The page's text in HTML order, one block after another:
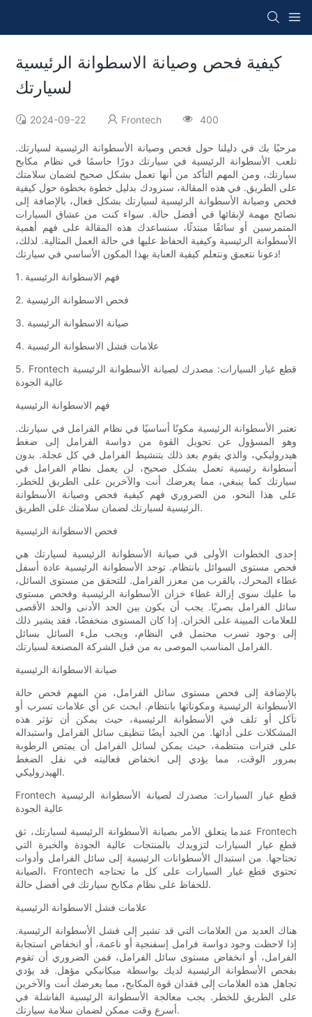
كيفية فحص وصيانة الاسطوانة الرئيسية
لسيارتك
2024-09-22 Frontech 400
مرحبًا بك في دليلنا حول فحص وصيانة الأسطوانة الرئيسية لسيارتك.
تلعب الأسطوانة الرئيسية في سيارتك دورًا حاسمًا في نظام مكابح
سيارتك، ومن المهم التأكد من أنها تعمل بشكل صحيح لضمان سلامتك
على الطريق. في هذه المقالة، سنزودك بدليل خطوة بخطوة حول كيفية
فحص وصيانة الأسطوانة الرئيسية لسيارتك بشكل فعال، بالإضافة إلى
نصائح مهمة لإبقائها في أفضل حالة. سواء كنت من عشاق السيارات
المتمرسين أو سائقًا مبتدئًا، ستساعدك هذه المقالة على فهم أهمية
الأسطوانة الرئيسية وكيفية الحفاظ عليها في حالة العمل المثالية. لذلك،
دعونا نتعمق ونتعلم كيفية العناية بهذا المكون الأساسي في سيارتك!
1. فهم الاسطوانة الرئيسية
2. فحص الاسطوانة الرئيسية
3. صيانة الاسطوانة الرئيسية
4. علامات فشل الاسطوانة الرئيسية
5. Frontech قطع غيار السيارات: مصدرك لصيانة الأسطوانة الرئيسية
عالية الجودة
فهم الاسطوانة الرئيسية
تعتبر الأسطوانة الرئيسية مكونًا أساسيًا في نظام الفرامل في سيارتك.
وهو المسؤول عن تحويل القوة من دواسة الفرامل إلى ضغط
هيدروليكي، والذي يقوم بعد ذلك بتنشيط الفرامل في كل عجلة. بدون
أسطوانة رئيسية تعمل بشكل صحيح، لن يعمل نظام الفرامل في
سيارتك كما ينبغي، مما يعرضك أنت والآخرين على الطريق للخطر.
على هذا النحو، من الضروري فهم كيفية فحص وصيانة الأسطوانة
الرئيسية لسيارتك لضمان سلامتك على الطريق.
فحص الاسطوانة الرئيسية
إحدى الخطوات الأولى في صيانة الأسطوانة الرئيسية لسيارتك هي
فحص مستوى السوائل بانتظام. توجد الأسطوانة الرئيسية عادة أسفل
غطاء المحرك، بالقرب من معزز الفرامل. للتحقق من مستوى السائل،
ما عليك سوى إزالة غطاء خزان الأسطوانة الرئيسية وفحص مستوى
سائل الفرامل بصريًا. يجب أن يكون بين الحد الأدنى والحد الأقصى
للعلامات المبينة على الخزان. إذا كان المستوى منخفضًا، فقد يشير ذلك
إلى وجود تسرب محتمل في النظام، ويجب ملء السائل بسائل
الفرامل المناسب الموصى به من قبل الشركة المصنعة لسيارتك.
صيانة الاسطوانة الرئيسية
بالإضافة إلى فحص مستوى سائل الفرامل، من المهم فحص حالة
الأسطوانة الرئيسية ومكوناتها بانتظام. ابحث عن أي علامات تسرب أو
تآكل أو تلف في الأسطوانة الرئيسية، حيث يمكن أن تؤثر هذه
المشكلات على أدائها. من الجيد أيضًا تنظيف سائل الفرامل واستبداله
على فترات منتظمة، حيث يمكن لسائل الفرامل أن يمتص الرطوبة
بمرور الوقت، مما يؤدي إلى انخفاض فعاليته في نقل الضغط
الهيدروليكي.
Frontech قطع غيار السيارات: مصدرك لصيانة الأسطوانة الرئيسية
عالية الجودة
عندما يتعلق الأمر بصيانة الأسطوانة الرئيسية لسيارتك، ثق Frontech
قطع غيار السيارات لتزويدك بالمنتجات عالية الجودة والخبرة التي
تحتاجها. من استبدال الأسطوانات الرئيسية إلى سائل الفرامل وأدوات
الصيانة، Frontech تحتوي قطع غيار السيارات على كل ما تحتاجه
للحفاظ على نظام مكابح سيارتك في أفضل حالة.
علامات فشل الاسطوانة الرئيسية
هناك العديد من العلامات التي قد تشير إلى فشل الأسطوانة الرئيسية.
إذا لاحظت وجود دواسة فرامل إسفنجية أو ناعمة، أو انخفاض استجابة
الفرامل، أو انخفاض مستوى سائل الفرامل، فمن الضروري أن تقوم
بفحص الأسطوانة الرئيسية لديك بواسطة ميكانيكي مؤهل. قد يؤدي
تجاهل هذه العلامات إلى فقدان قوة المكابح، مما يعرضك أنت والآخرين
على الطريق للخطر. يجب معالجة الأسطوانة الرئيسية الفاشلة في
أسرع وقت ممكن لضمان سلامة سيارتك.